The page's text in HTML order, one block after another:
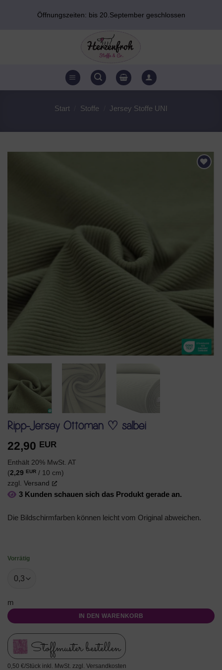
Öffnungszeiten: bis 20.September geschlossen
Start Stoffe Jersey Stoffe UNI
Ripp-Jersey Ottoman ♡ salbei
22,90 EUR
Enthält 20% MwSt. AT
(2,29 EUR / 10 cm)
zzgl. Versand
3 Kunden schauen sich das Produkt gerade an.
Die Bildschirmfarben können leicht vom Original abweichen.
Vorrätig
m
IN DEN WARENKORB
Stoffmuster bestellen
0,50 €/Stück inkl. MwSt. zzgl. Versandkosten